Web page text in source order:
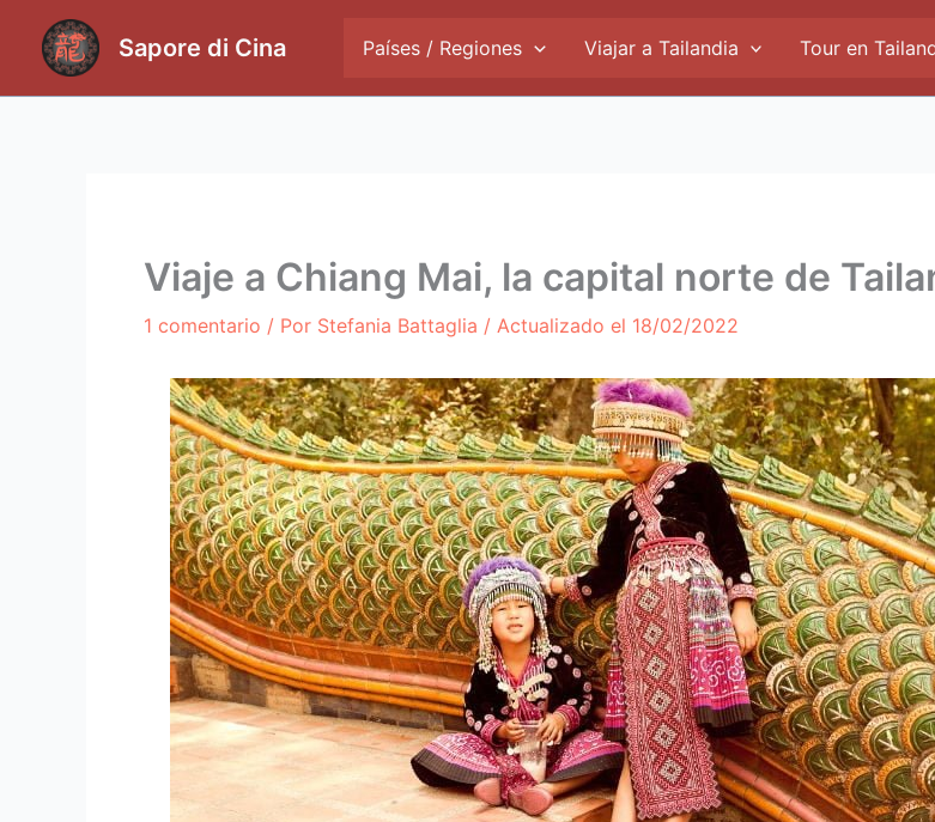
contenido
Sapore di Cina Países / Regiones Viajar a Tailandia Tour en
Viaje a Chiang Mai, la capital norte de
1 comentario / Por Stefania Battaglia / Actualizado el 18/02/2022